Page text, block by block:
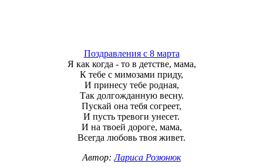
Поздравления с 8 марта
Я как когда - то в детстве, мама,
К тебе с мимозами приду,
И принесу тебе родная,
Так долгожданную весну.
Пускай она тебя согреет,
И пусть тревоги унесет.
И на твоей дороге, мама,
Всегда любовь твоя живет.
Автор:Лариса Розюнюк